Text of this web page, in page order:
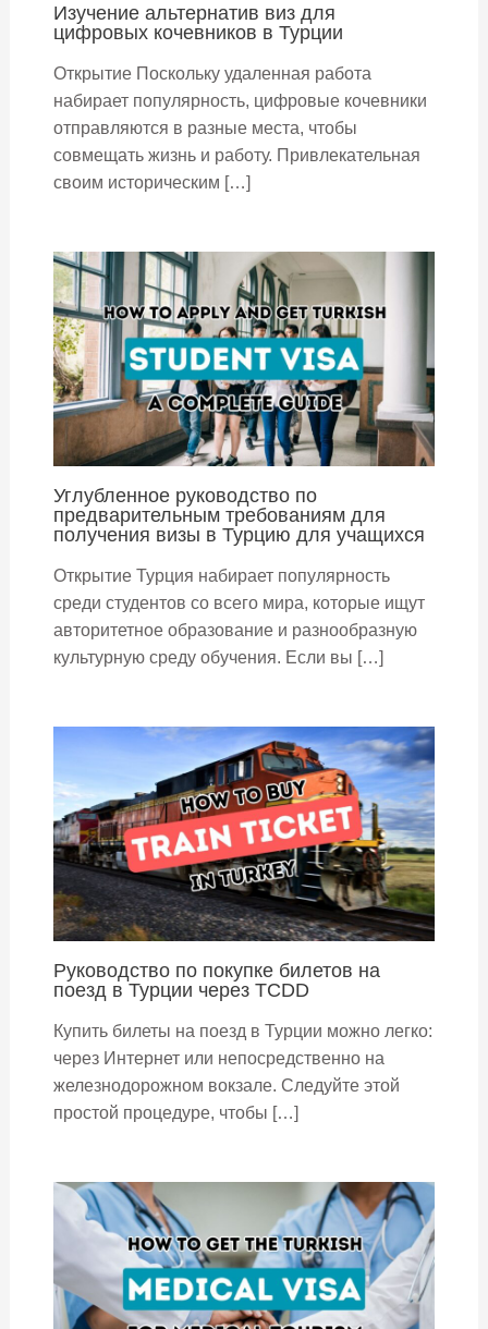
Изучение альтернатив виз для
цифровых кочевников в Турции
Открытие Поскольку удаленная работа
набирает популярность, цифровые кочевники
отправляются в разные места, чтобы
совмещать жизнь и работу. Привлекательная
своим историческим […]
Углубленное руководство по
предварительным требованиям для
получения визы в Турцию для учащихся
Открытие Турция набирает популярность
среди студентов со всего мира, которые ищут
авторитетное образование и разнообразную
культурную среду обучения. Если вы […]
Руководство по покупке билетов на
поезд в Турции через TCDD
Купить билеты на поезд в Турции можно легко:
через Интернет или непосредственно на
железнодорожном вокзале. Следуйте этой
простой процедуре, чтобы […]